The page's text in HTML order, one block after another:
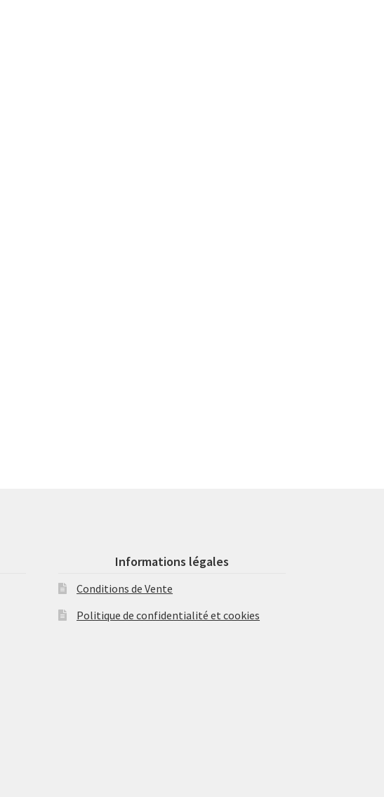
Informations légales
Conditions de Vente
Politique de confidentialité et cookies